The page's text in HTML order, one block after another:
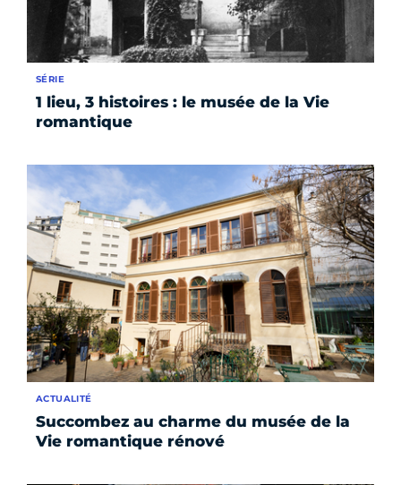
1 lieu, 3 histoires : le musée de la Vie
romantique
SÉRIE
Succombez au charme du musée de la
Vie romantique rénové
ACTUALITÉ